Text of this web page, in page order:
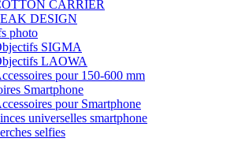
CARRIER
DESIGN
photo
SIGMA
LAOWA
pour 150-600 mm
Smartphone
pour Smartphone
universelles smartphone
selfies